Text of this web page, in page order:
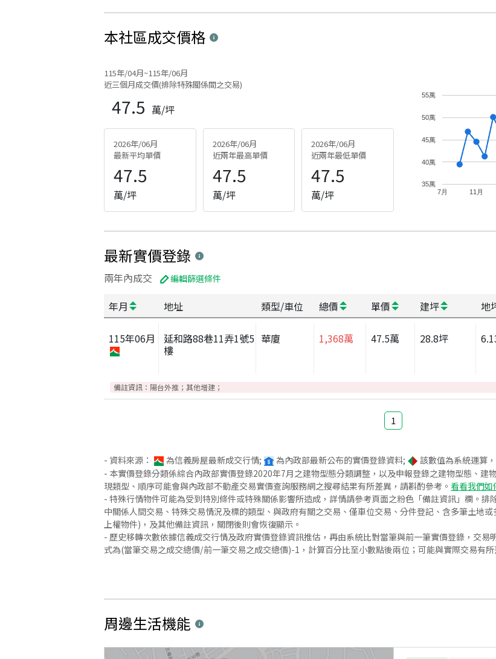
本社區成交價格
115年/04月~115年/06月
近三個月成交價(排除特殊關係間之交易)
47.5 萬/坪
2026年/06月
最新平均單價
47.5
萬/坪
2026年/06月
近兩年最高單價
47.5
萬/坪
2026年/06月
近兩年最低單價
47.5
萬/坪 7月 11月
35萬
40萬
45萬
50萬
55萬
最新實價登錄
兩年內成交 編輯篩選條件
年月 地址 類型/車位 總價 單價 建坪 地
115年06月
延和路88巷11弄1號5
樓
華廈 1,368萬 47.5萬 28.8坪
備註資訊： 陽台外推；其他增建；
1
- 資料來源： 為信義房屋最新成交行情; 為內政部最新公布的實價登錄資料; 該數值為系統運算
- 本實價登錄分類係綜合內政部實價登錄2020年7月之建物型態分類調整，以及申報登錄之建物型態、建
現類型、順序可能會與內政部不動產交易實價查詢服務網之搜尋結果有所差異，請斟酌參考。 看看我們如
- 特殊行情物件可能為受到特別條件或特殊關係影響所造成，詳情請參考頁面之粉色「備註資訊」欄。
中關係人間交易、特殊交易情況及標的類型、與政府有關之交易、僅車位交易、分件登記、含多筆土地
上權物件)，及其他備註資訊，關閉後則會恢復顯示。
- 歷史移轉次數依據信義成交行情及政府實價登錄資訊推估，再由系統比對當筆與前一筆實價登錄，交
式為(當筆交易之成交總價/前一筆交易之成交總價)-1，計算百分比至小數點後兩位；可能與實際交易有所
周邊生活機能